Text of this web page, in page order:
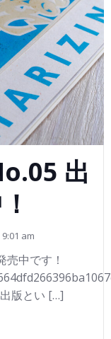
出
9:01 am
中です！
版とい […]